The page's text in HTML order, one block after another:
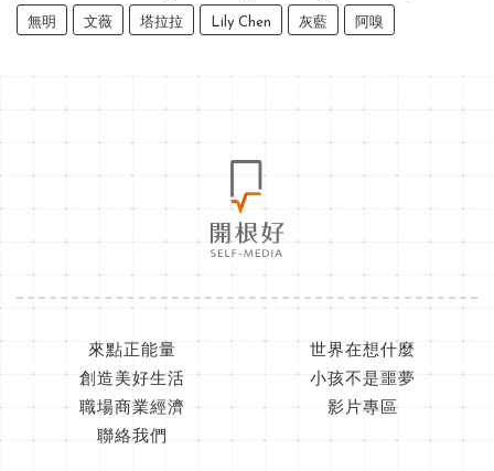
無明 文薇 塔拉拉 Lily Chen 灰藍 阿嗅
來點正能量
世界在想什麼
創造美好生活
小孩不是噩夢
職場商業經濟
影片專區
聯絡我們